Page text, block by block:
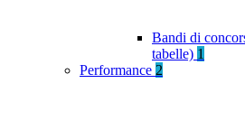
Bandi di
tabelle) 1
Performance 2